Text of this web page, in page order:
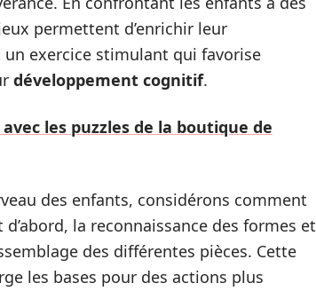
permettent d’enrichir leur
un exercice stimulant qui favorise
développement cognitif.
les puzzles de la boutique de
des enfants, considérons comment
la reconnaissance des formes et
des différentes pièces. Cette
les bases pour des actions plus